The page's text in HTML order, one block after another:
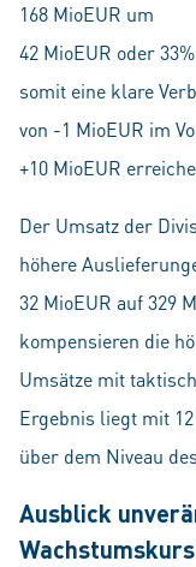
168 MioEUR um
42 MioEUR oder
somit eine klare
von -1 MioEUR im
+10 MioEUR
Der Umsatz der
höhere
32 MioEUR auf 329
kompensieren die
Umsätze mit
Ergebnis liegt mit
über dem Niveau
Ausblick